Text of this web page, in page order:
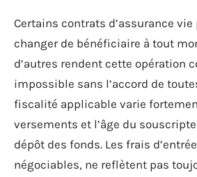
Certains contrats d’assurance
changer de bénéficiaire à tout
d’autres rendent cette opération
impossible sans l’accord de
fiscalité applicable varie
versements et l’âge du
dépôt des fonds. Les frais
négociables, ne reflètent pas